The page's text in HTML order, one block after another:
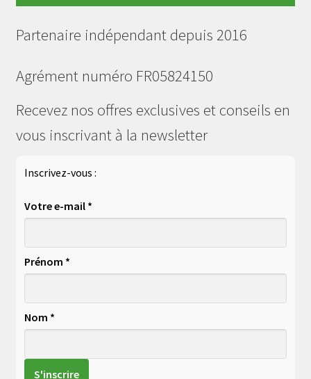
Partenaire indépendant depuis 2016
Agrément numéro FR05824150
Recevez nos offres exclusives et conseils en
vous inscrivant à la newsletter
Inscrivez-vous :
Votre e-mail *
Prénom *
Nom *